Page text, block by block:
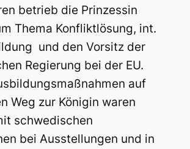
betrieb die Prinzessin
Thema Konfliktlösung, int.
und den Vorsitz der
Regierung bei der EU.
auf
Weg zur Königin waren
schwedischen
bei Ausstellungen und in